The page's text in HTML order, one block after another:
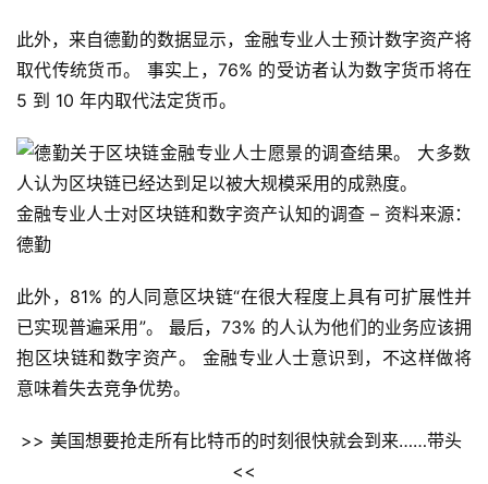
此外，来自德勤的数据显示，金融专业人士预计数字资产将
取代传统货币。 事实上，76% 的受访者认为数字货币将在
5 到 10 年内取代法定货币。
金融专业人士对区块链和数字资产认知的调查 – 资料来源：
德勤
此外，81% 的人同意区块链“在很大程度上具有可扩展性并
已实现普遍采用”。 最后，73% 的人认为他们的业务应该拥
抱区块链和数字资产。 金融专业人士意识到，不这样做将
意味着失去竞争优势。
>> 美国想要抢走所有比特币的时刻很快就会到来……带头
<<